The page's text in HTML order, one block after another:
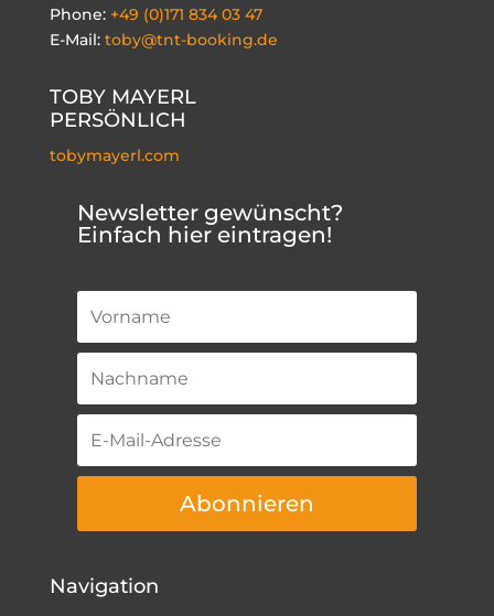
Phone: +49 (0)171 834 03 47
E-Mail: toby@tnt-booking.de
TOBY MAYERL
PERSÖNLICH
tobymayerl.com
Newsletter gewünscht?
Einfach hier eintragen!
Abonnieren
Navigation